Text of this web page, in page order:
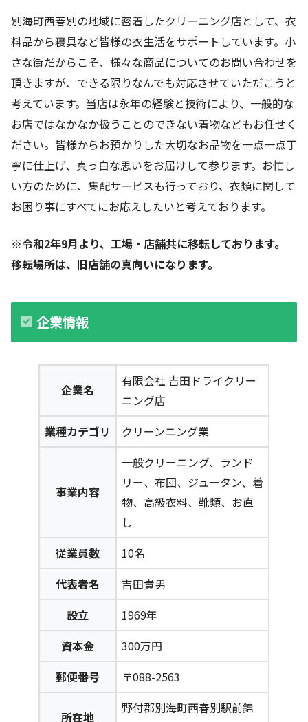
別海町西春別の地域に密着したクリーニング店として、衣
料品から寝具など皆様の衣生活をサポートしています。小
さな街だからこそ、様々な商品についてのお問い合わせを
頂きますが、できる限りなんでも対応させていただこうと
考えています。当店は永年の経験と技術により、一般的な
お店ではなかなか扱うことのできない着物などもお任せく
ださい。皆様からお預かりした大切なお品物を一点一点丁
寧に仕上げ、真っ白な思いをお届けして参ります。お忙し
い方のために、集配サービスも行っており、衣類に関して
お困り事にすべてにお応えしたいと考えております。
※令和2年9月より、工場・店舗共に移転しております。
移転場所は、旧店舗の真向いになります。
企業情報
企業名
有限会社 吉田ドライクリー
ニング店
業種カテゴリ
クリーンニング業
事業内容
一般クリーニング、ランド
リー、布団、ジュータン、着
物、高級衣料、靴類、お直
し
従業員数
10名
代表者名
吉田貴男
設立
1969年
資本金
300万円
郵便番号
〒088-2563
所在地
野付郡別海町西春別駅前錦